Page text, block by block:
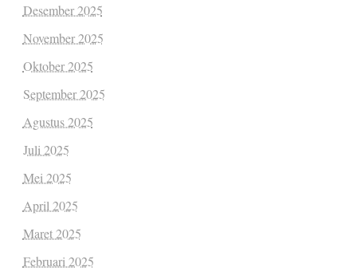
Desember 2025
November 2025
Oktober 2025
September 2025
Agustus 2025
Juli 2025
Mei 2025
April 2025
Maret 2025
Februari 2025